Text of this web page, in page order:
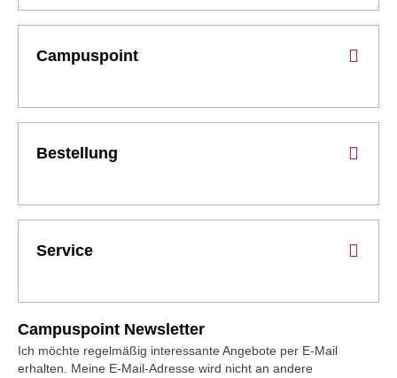
Campuspoint
Bestellung
Service
Campuspoint Newsletter
Ich möchte regelmäßig interessante Angebote per E-Mail
erhalten. Meine E-Mail-Adresse wird nicht an andere